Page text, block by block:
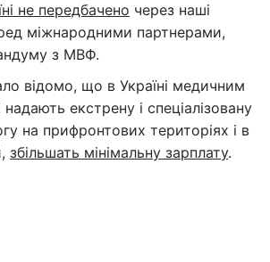
не передбачено через наші
міжнародними партнерами,
з МВФ.
відомо, що в Україні медичним
надають екстрену і спеціалізовану
на прифронтових територіях і в
збільшать мінімальну зарплату.